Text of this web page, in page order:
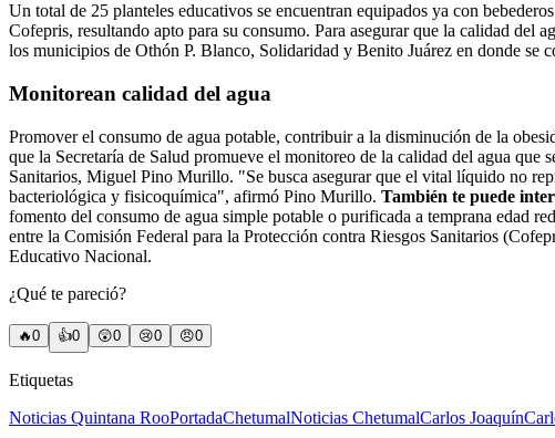
Un total de 25 planteles educativos se encuentran equipados ya con
Cofepris, resultando apto para su consumo. Para asegurar que la calidad del
los municipios de Othón P. Blanco, Solidaridad y Benito Juárez en donde se
Monitorean calidad del agua
Promover el consumo de agua potable, contribuir a la disminución de la
que la Secretaría de Salud promueve el monitoreo de la calidad del agua
Sanitarios, Miguel Pino Murillo. "Se busca asegurar que el vital líquido no
bacteriológica y fisicoquímica", afirmó Pino Murillo. También te puede
fomento del consumo de agua simple potable o purificada a temprana edad
entre la Comisión Federal para la Protección contra Riesgos Sanitarios
Educativo Nacional.
¿Qué te pareció?
🔥0 👍0 😲0 😢0 😠0
Etiquetas
Noticias Quintana RooPortadaChetumalNoticias ChetumalCarlos Joaquín